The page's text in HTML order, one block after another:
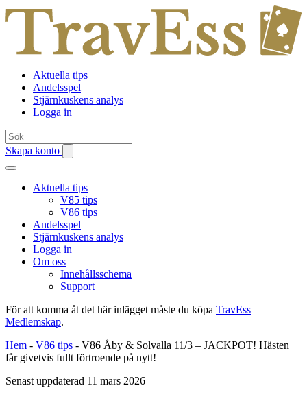
Aktuella tips
Andelsspel
Stjärnkuskens analys
Logga in
Skapa konto
Aktuella tips
V85 tips
V86 tips
Andelsspel
Stjärnkuskens analys
Logga in
Om oss
Innehållsschema
Support
För att komma åt det här inlägget måste du köpa TravEss
Medlemskap.
Hem - V86 tips - V86 Åby & Solvalla 11/3 – JACKPOT! Hästen
får givetvis fullt förtroende på nytt!
Senast uppdaterad 11 mars 2026